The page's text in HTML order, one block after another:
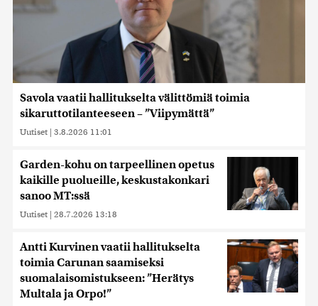
Savola vaatii hallitukselta välittömiä toimia
sikaruttotilanteeseen – ”Viipymättä”
Uutiset | 3.8.2026 11:01
Garden-kohu on tarpeellinen opetus
kaikille puolueille, keskustakonkari
sanoo MT:ssä
Uutiset | 28.7.2026 13:18
Antti Kurvinen vaatii hallitukselta
toimia Carunan saamiseksi
suomalaisomistukseen: ”Herätys
Multala ja Orpo!”